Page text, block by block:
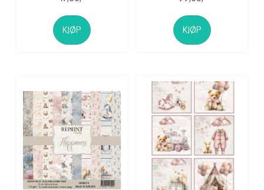
KJØP KJØP